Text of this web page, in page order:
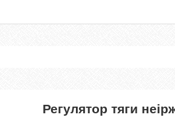
Регулятор тяги